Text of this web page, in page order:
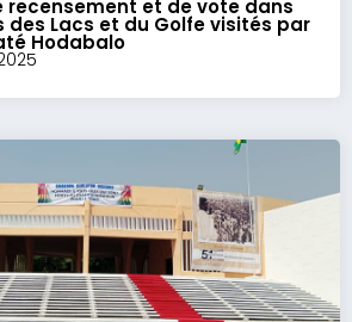
recensement et de vote dans
des Lacs et du Golfe visités par
Hodabalo